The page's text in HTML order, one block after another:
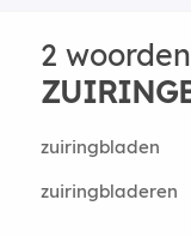
2
zuiringbladen
zuiringbladeren